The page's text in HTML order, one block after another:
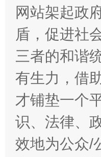
网站架起政
盾，促进社
三者的和谐
有生力，借
才铺垫一个
识、法律、
效地为公众/